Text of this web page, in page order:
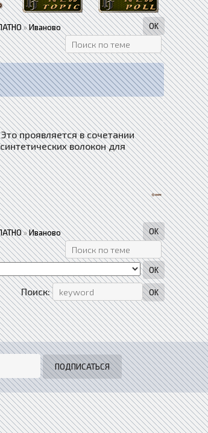
»Иваново
проявляется в сочетании
волокон для
»Иваново
Поиск: